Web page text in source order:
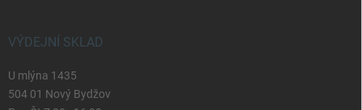
VÝDEJNÍ SKLAD
U mlýna 1435
504 01 Nový Bydžov